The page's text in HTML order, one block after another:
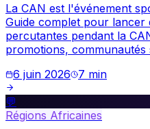
La CAN est l'événement
Guide complet pour lancer
percutantes pendant la
promotions, communautés
6 juin 2026
7 min
💬
Régions Africaines